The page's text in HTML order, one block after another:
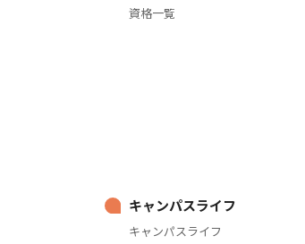
資格一覧
キャンパスライフ
キャンパスライフ